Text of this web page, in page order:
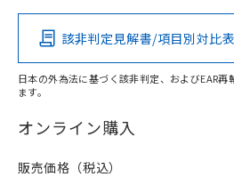
O
在庫等で未対応品が混在する可能
問い合わせください。
該非判定見解書/項目別対比表
日本の外為法に基づく該非判定、およびEAR
ます。
オンライン購入
販売価格（税込）